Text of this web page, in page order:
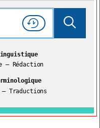
dans tout le site
Lancer
Consulter l'
Historique
de recherche
linguistique
– Rédaction
Traductions